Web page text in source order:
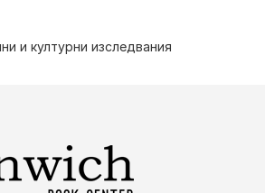
и културни изследвания